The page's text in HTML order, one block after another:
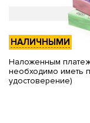
НАЛИЧНЫМИ
Наложенным
необходимо иметь
удостоверение)